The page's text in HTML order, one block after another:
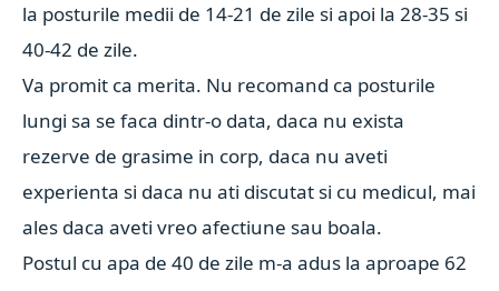
la posturile medii de 14-21 de zile si apoi la 28-35 si
40-42 de zile.
Va promit ca merita. Nu recomand ca posturile
lungi sa se faca dintr-o data, daca nu exista
rezerve de grasime in corp, daca nu aveti
experienta si daca nu ati discutat si cu medicul, mai
ales daca aveti vreo afectiune sau boala.
Postul cu apa de 40 de zile m-a adus la aproape 62